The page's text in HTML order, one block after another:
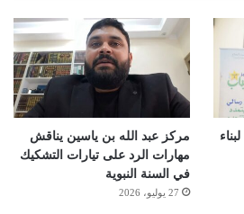
مركز عبد الله بن ياسين يناقش
مهارات الرد على تيارات التشكيك
في السنة النبوية
27 يوليو، 2026